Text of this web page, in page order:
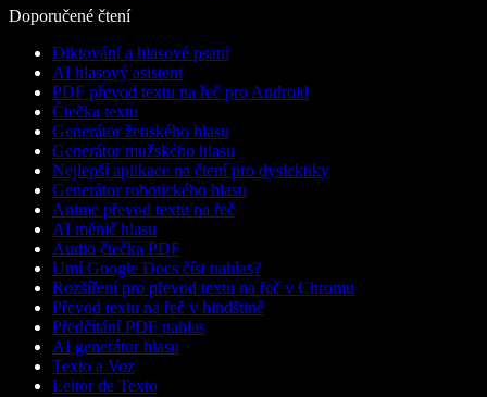
Doporučené čtení
Diktování a hlasové psaní
AI hlasový asistent
PDF převod textu na řeč pro Android
Čtečka textu
Generátor ženského hlasu
Generátor mužského hlasu
Nejlepší aplikace na čtení pro dyslektiky
Generátor robotického hlasu
Anime převod textu na řeč
AI měnič hlasu
Audio čtečka PDF
Umí Google Docs číst nahlas?
Rozšíření pro převod textu na řeč v Chromu
Převod textu na řeč v hindštině
Předčítání PDF nahlas
AI generátor hlasu
Texto a Voz
Leitor de Texto